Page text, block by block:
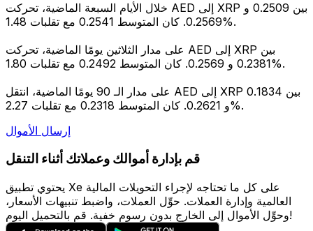
خلال الأيام السبعة الماضية، تحركت AED إلى XRP بين 0.2509 و
0.2569. كان المتوسط 0.2541 مع تقلبات 1.48%.
على مدار الثلاثين يومًا الماضية، تحركت AED إلى XRP بين
0.2381 و 0.2569. كان المتوسط 0.2492 مع تقلبات 1.80%.
على مدار الـ 90 يومًا الماضية، انتقل AED إلى XRP بين 0.1834
و 0.2621. كان المتوسط 0.2318 مع تقلبات 2.27%.
إرسال الأموال
قم بإدارة أموالك وعملاتك أثناء التنقل
يحتوي تطبيق Xe على كل ما تحتاجه لإجراء التحويلات المالية
العالمية وإدارة العملات. حوِّل العملات، واضبط تنبيهات الأسعار،
وحوِّل الأموال إلى الخارج بدون رسوم خفية. قم بالتحميل اليوم!